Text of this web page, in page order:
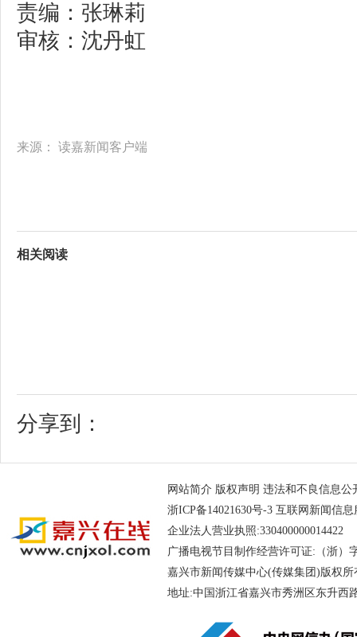
责编：张琳莉
审核：沈丹虹
来源： 读嘉新闻客户端
相关阅读
分享到：
网站简介 版权声明 违法和不良信息公
浙ICP备14021630号-3 互联网新闻信息
企业法人营业执照
广播电视节目制作经营许可证:（浙
嘉兴市新闻传媒中心(传媒集团)版权
地址:中国浙江省嘉兴市秀洲区东升西